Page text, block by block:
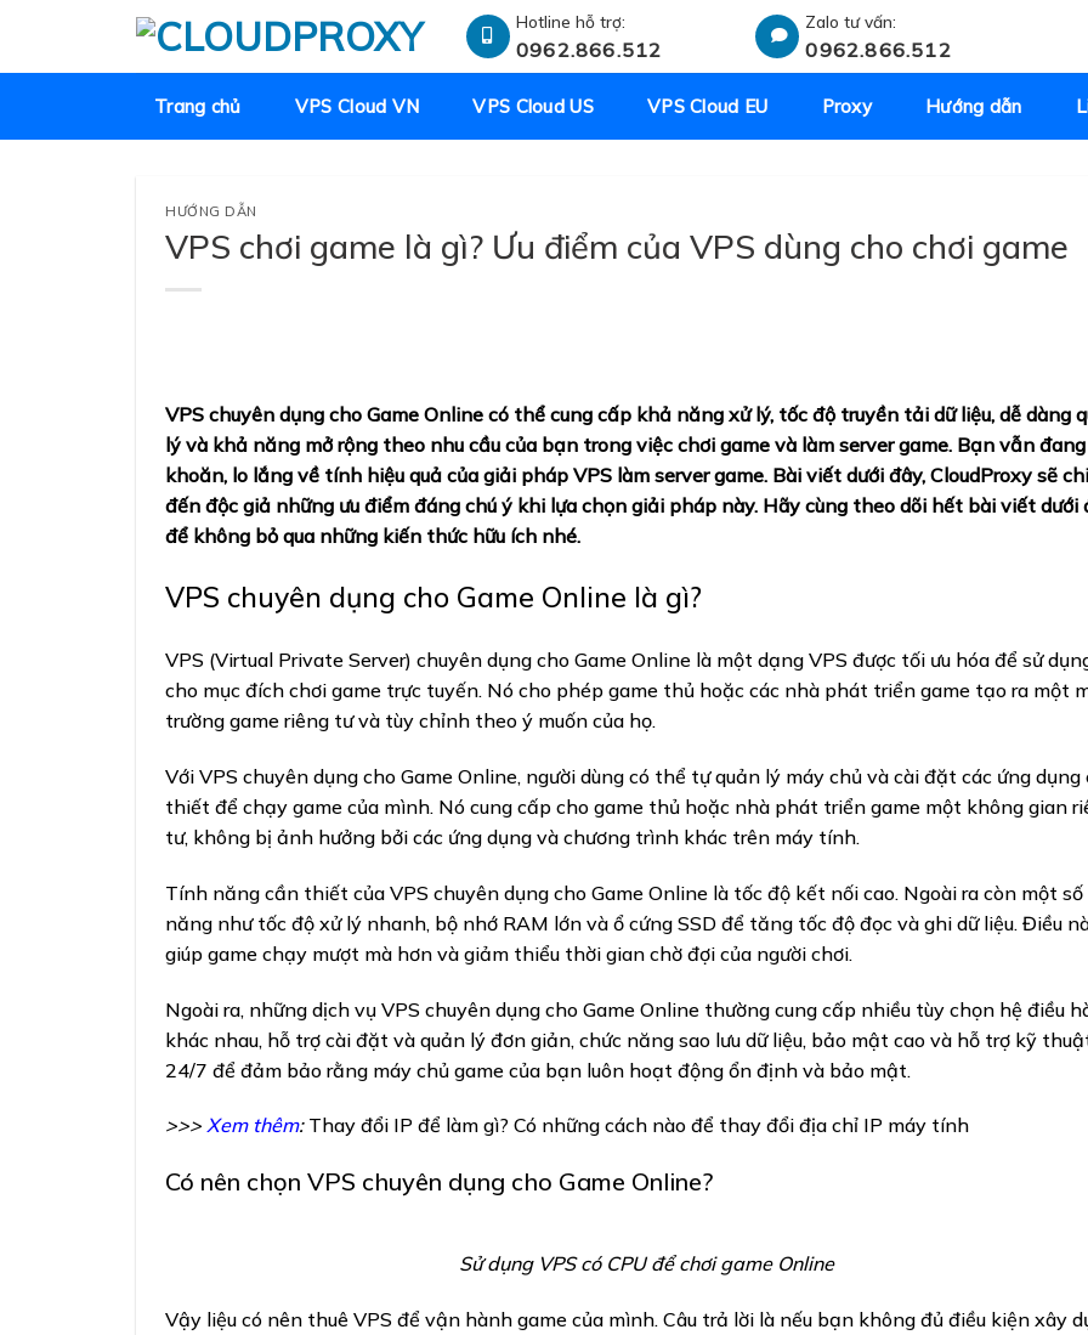
content
Hotline hỗ trợ:
0962.866.512
Zalo tư vấn:
0962.866.512
Trang chủ VPS Cloud VN VPS Cloud US VPS Cloud EU Proxy Hướng dẫn
HƯỚNG DẪN
VPS chơi game là gì? Ưu điểm của VPS dùng cho chơi game
VPS chuyên dụng cho Game Online có thể cung cấp khả năng xử lý, tốc độ truyền tải dữ liệu, dễ dàng
lý và khả năng mở rộng theo nhu cầu của bạn trong việc chơi game và làm server game. Bạn vẫn
khoăn, lo lắng về tính hiệu quả của giải pháp VPS làm server game. Bài viết dưới đây, CloudProxy sẽ
đến độc giả những ưu điểm đáng chú ý khi lựa chọn giải pháp này. Hãy cùng theo dõi hết bài viết dưới
để không bỏ qua những kiến thức hữu ích nhé.
VPS chuyên dụng cho Game Online là gì?
VPS (Virtual Private Server) chuyên dụng cho Game Online là một dạng VPS được tối ưu hóa để sử
cho mục đích chơi game trực tuyến. Nó cho phép game thủ hoặc các nhà phát triển game tạo ra một
trường game riêng tư và tùy chỉnh theo ý muốn của họ.
Với VPS chuyên dụng cho Game Online, người dùng có thể tự quản lý máy chủ và cài đặt các ứng dụng
thiết để chạy game của mình. Nó cung cấp cho game thủ hoặc nhà phát triển game một không gian
tư, không bị ảnh hưởng bởi các ứng dụng và chương trình khác trên máy tính.
Tính năng cần thiết của VPS chuyên dụng cho Game Online là tốc độ kết nối cao. Ngoài ra còn một
năng như tốc độ xử lý nhanh, bộ nhớ RAM lớn và ổ cứng SSD để tăng tốc độ đọc và ghi dữ liệu. Điều
giúp game chạy mượt mà hơn và giảm thiểu thời gian chờ đợi của người chơi.
Ngoài ra, những dịch vụ VPS chuyên dụng cho Game Online thường cung cấp nhiều tùy chọn hệ điều
khác nhau, hỗ trợ cài đặt và quản lý đơn giản, chức năng sao lưu dữ liệu, bảo mật cao và hỗ trợ kỹ
24/7 để đảm bảo rằng máy chủ game của bạn luôn hoạt động ổn định và bảo mật.
>>> Xem thêm: Thay đổi IP để làm gì? Có những cách nào để thay đổi địa chỉ IP máy tính
Có nên chọn VPS chuyên dụng cho Game Online?
Sử dụng VPS có CPU để chơi game Online
Vậy liệu có nên thuê VPS để vận hành game của mình. Câu trả lời là nếu bạn không đủ điều kiện xây